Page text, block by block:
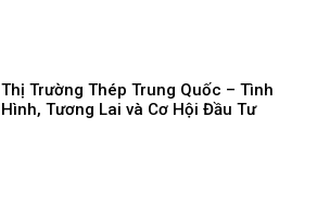
Thị Trường Thép Trung Quốc – Tình
Hình, Tương Lai và Cơ Hội Đầu Tư